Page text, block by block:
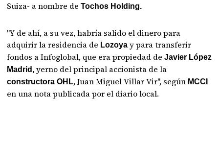
Suiza- a nombre deTochos Holding.
"Y de ahí, a su vez, habría salido el dinero para
adquirir la residencia de Lozoya y para transferir
fondos a Infoglobal, que era propiedad deJavier López
Madrid, yerno del principal accionista de la
constructora OHL, Juan Miguel Villar Vir", según MCCI
en una nota publicada por el diario local.